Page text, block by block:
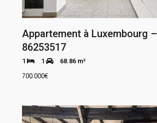
Appartement à Luxembourg –
86253517
1 1 68.86 m²
700.000€